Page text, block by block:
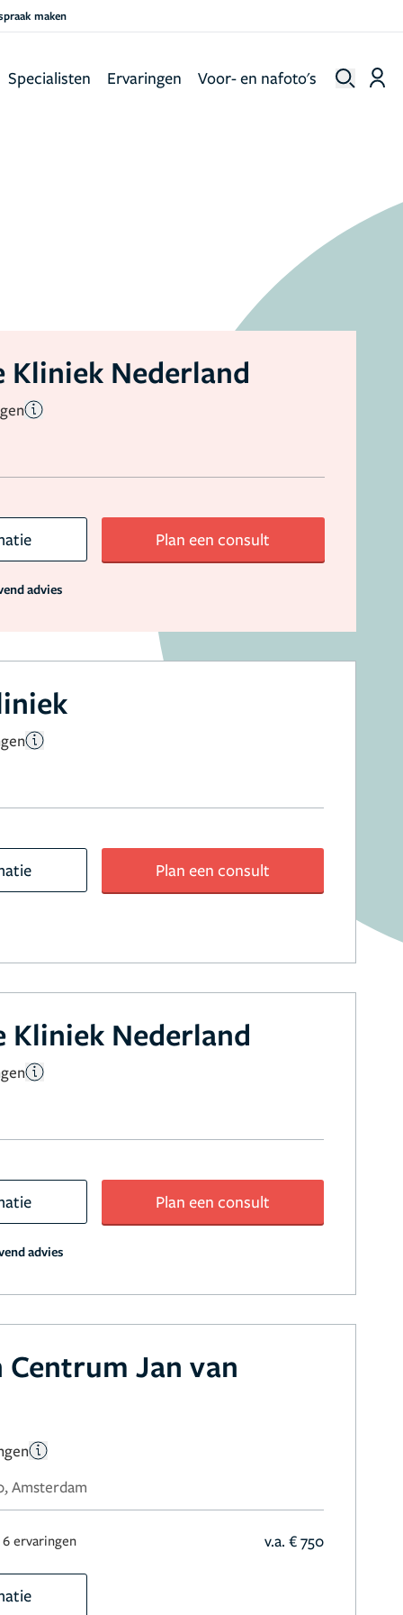
maken
Specialisten Ervaringen Voor- en nafoto's
Kliniek Nederland
Plan een consult
advies
Plan een consult
Kliniek Nederland
Plan een consult
advies
Centrum Jan van
Amsterdam
6 ervaringen v.a. € 750